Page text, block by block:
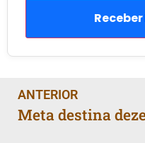
ANTERIOR